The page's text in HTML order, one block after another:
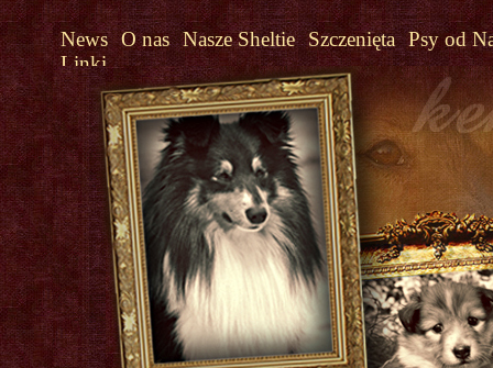
News O nas Nasze Sheltie Szczenięta Psy od
Linki